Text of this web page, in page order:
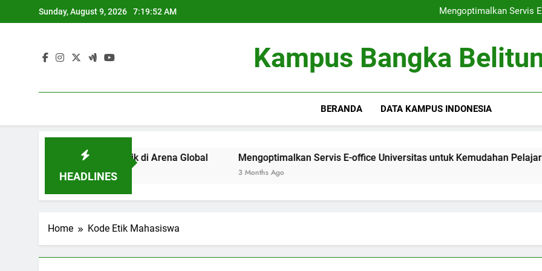
to
Sunday, August 9, 2026 7:19:52 AM
Mengoptimalkan Servis
Optimalisasi
Mengoptimalkan Servis
Optimalisasi
Kampus Bangka
BERANDA DATA KAMPUS INDONESIA
HEADLINES
Universitas Terbaik di Arena Global Mengoptimalkan Servis E-office Universitas untuk Kemudahan Pelajar
3 Months Ago
Home Kode Etik Mahasiswa